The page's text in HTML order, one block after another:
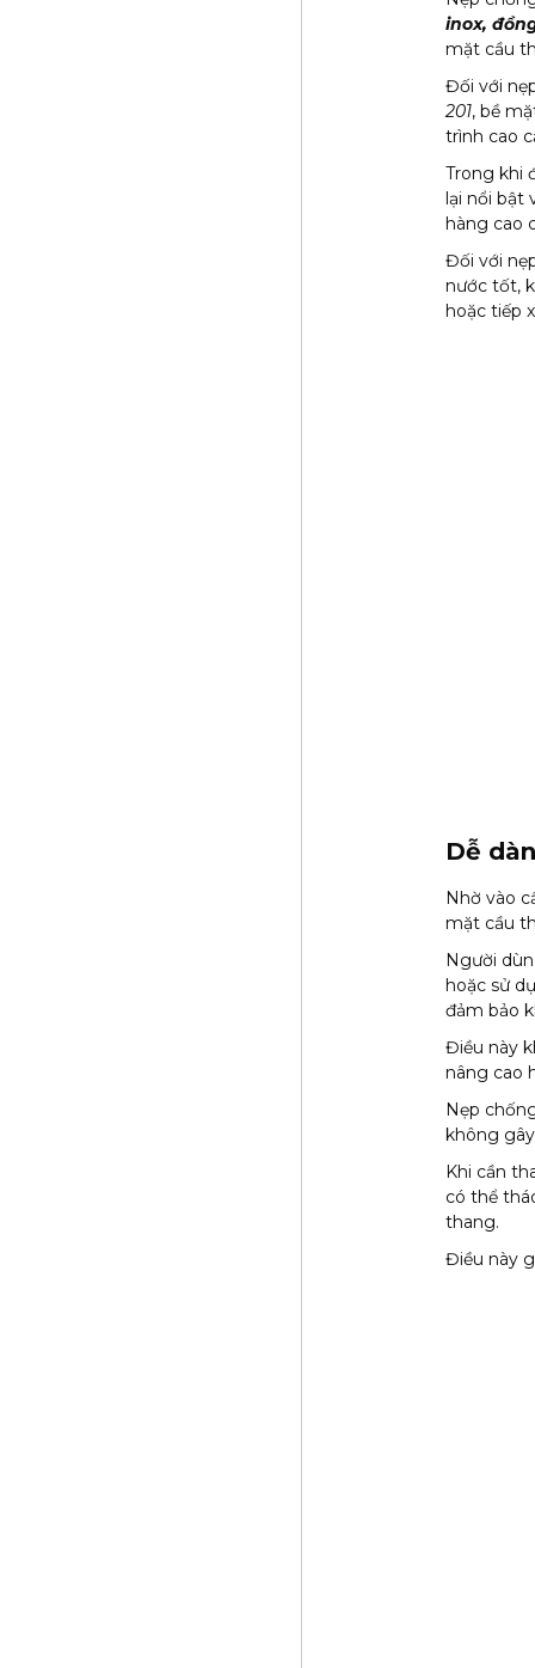
inox,
mặt cầu
Đối với
201, bề
trình cao
Trong khi
lại nổi bật
hàng cao
Đối với
nước tốt,
hoặc tiếp
Dễ
Nhờ vào
mặt cầu
Người
hoặc sử
đảm bảo
Điều này
nâng cao
Nẹp
không
Khi cần
có thể
thang.
Điều này